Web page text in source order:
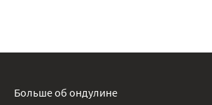
Больше об ондулине